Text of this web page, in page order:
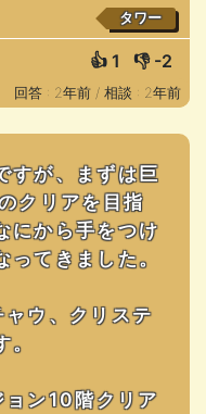
タワー
👍 1 👎 -2
回答 : 2年前 / 相談 : 2年前
すが、まずは巨
クリアを目指
にから手をつけ
てきました。
ウ、クリステ
ン10階クリア